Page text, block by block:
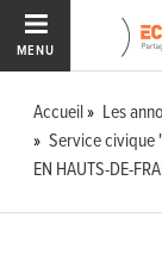
MENU
Accueil
Les
Service civique
EN HAUTS-DE-